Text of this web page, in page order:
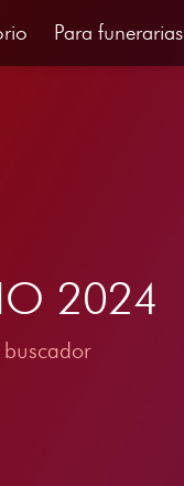
Para funerarias
2024